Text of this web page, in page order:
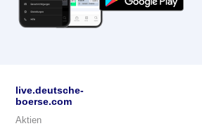
live.deutsche-
boerse.com
Aktien